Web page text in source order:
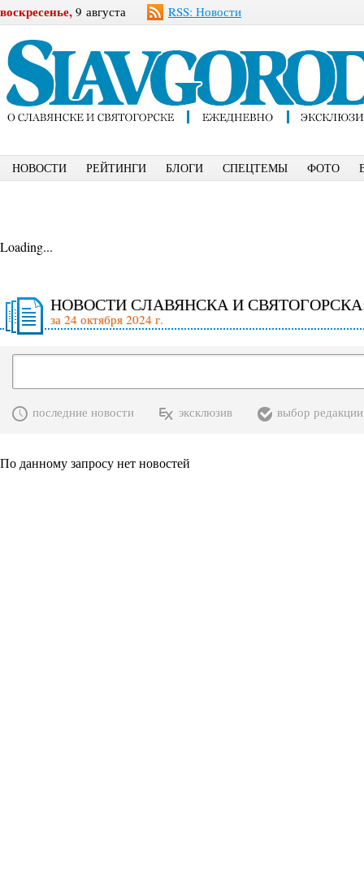
воскресенье, 9 августа RSS: Новости
НОВОСТИ РЕЙТИНГИ БЛОГИ СПЕЦТЕМЫ ФОТО
Loading...
НОВОСТИ СЛАВЯНСКА И
за 24 октября 2024 г.
последние новости эксклюзив выбор редакции
По данному запросу нет новостей